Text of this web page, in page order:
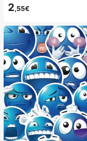
2 ,55€